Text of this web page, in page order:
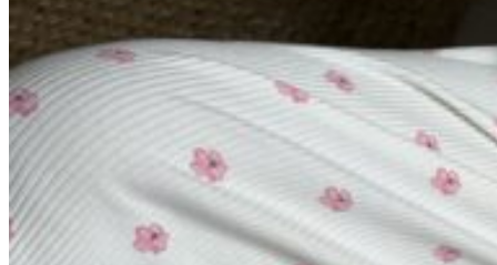
0пунктов